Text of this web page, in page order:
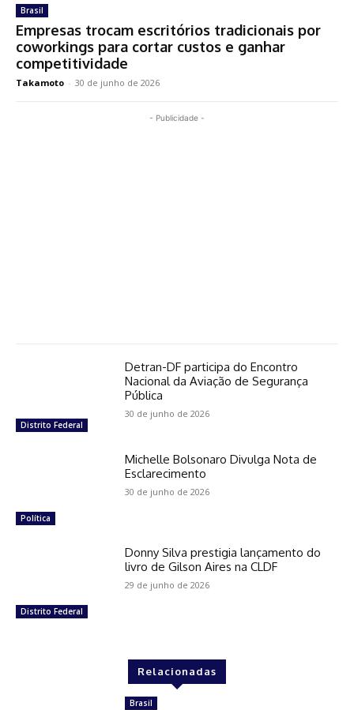
Brasil
Empresas trocam escritórios tradicionais por
coworkings para cortar custos e ganhar
competitividade
Takamoto - 30 de junho de 2026
- Publicidade -
Distrito Federal
Detran-DF participa do Encontro
Nacional da Aviação de Segurança
Pública
30 de junho de 2026
Política
Michelle Bolsonaro Divulga Nota de
Esclarecimento
30 de junho de 2026
Distrito Federal
Donny Silva prestigia lançamento do
livro de Gilson Aires na CLDF
29 de junho de 2026
Relacionadas
Brasil